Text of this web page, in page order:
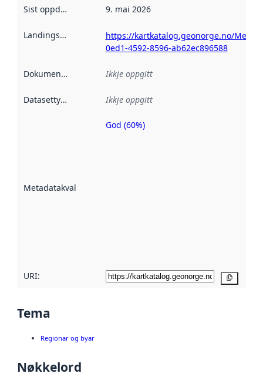
Sist oppdatert 9. mai 2026
Landingsside
https://kartkatalog.geonorge.no/
0ed1-4592-8596-ab62ec896588
Dokumentasjon Ikkje oppgitt
Datasettype Ikkje oppgitt
Metadatakvalitet
Metadatakvalitet
God (60%)
URI:
Tema
Regionar og byar
Nøkkelord